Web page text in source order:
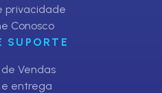
privacidade
Conosco
SUPORTE
Vendas
e entrega